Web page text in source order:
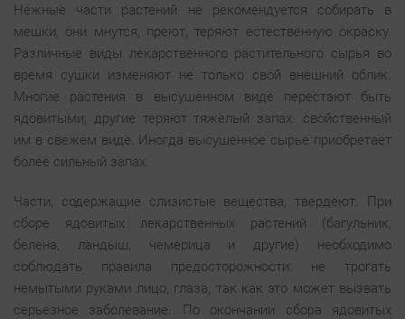
Нежные части растений не рекомендуется собирать в
мешки, они мнутся, преют, теряют естественную окраску.
Различные виды лекарственного растительного сырья во
время сушки изменяют не только свой внешний облик.
Многие растения в высушенном виде перестают быть
ядовитыми, другие теряют тяжелый запах. свойственный
им в свежем виде. Иногда высушенное сырье приобретает
более сильный запах.
Части, содержащие слизистые вещества, твердеют. При
сборе ядовитых лекарственных растений (багульник,
белена, ландыш, чемерица и другие) необходимо
соблюдать правила предосторожности: не трогать
немытыми руками лицо, глаза, так как это может вызвать
серьезное заболевание. По окончании сбора ядовитых